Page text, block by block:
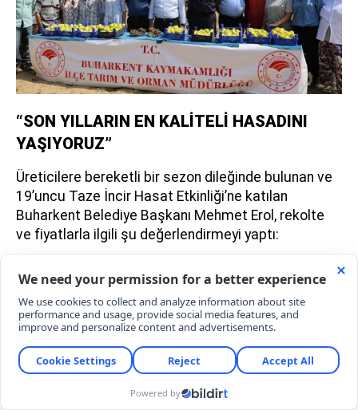
“SON YILLARIN EN KALİTELİ HASADINI
YAŞIYORUZ”
Üreticilere bereketli bir sezon dileğinde bulunan ve
19’uncu Taze İncir Hasat Etkinliği’ne katılan
Buharkent Belediye Başkanı Mehmet Erol, rekolte
ve fiyatlarla ilgili şu değerlendirmeyi yaptı: